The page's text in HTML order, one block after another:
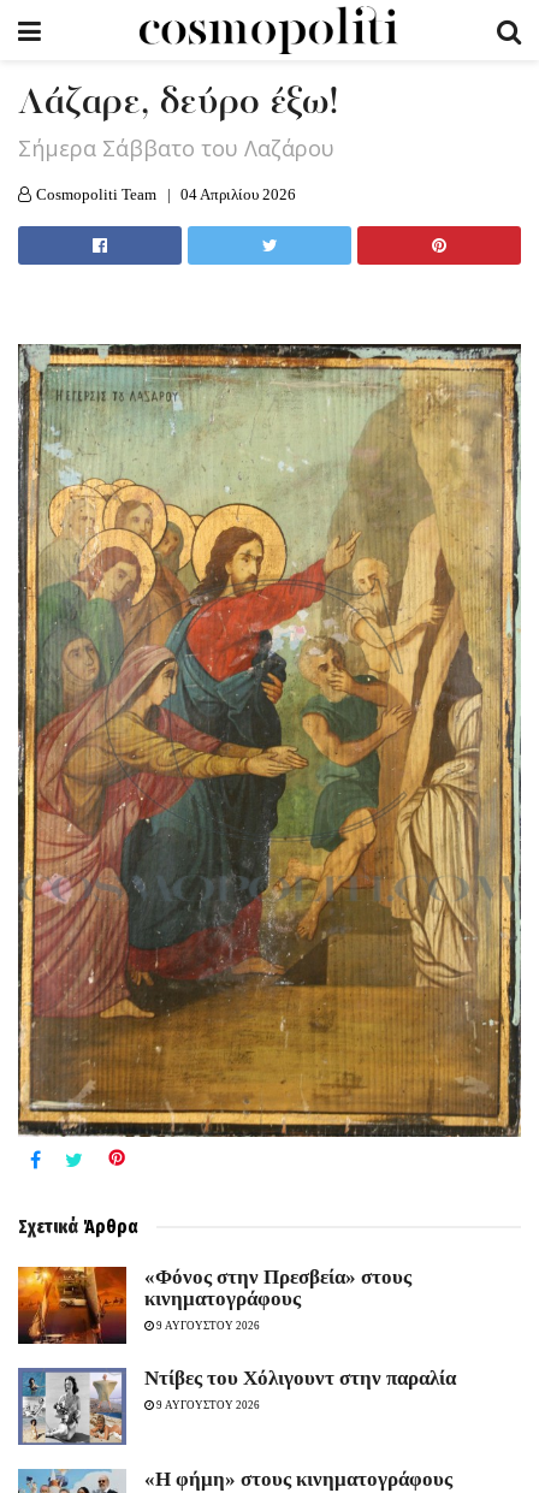
Λάζαρε, δεύρο έξω!
Σήμερα Σάββατο του Λαζάρου
Cosmopoliti Team 04 Απριλίου 2026
Σχετικά Άρθρα
«Φόνος στην Πρεσβεία» στους
κινηματογράφους
9 ΑΥΓΟΥΣΤΟΥ 2026
Ντίβες του Χόλιγουντ στην παραλία
9 ΑΥΓΟΥΣΤΟΥ 2026
«H φήμη» στους κινηματογράφους